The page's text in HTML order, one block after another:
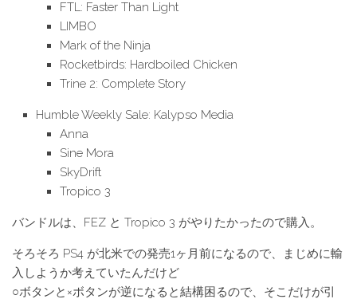
FTL: Faster Than Light
LIMBO
Mark of the Ninja
Rocketbirds: Hardboiled Chicken
Trine 2: Complete Story
Humble Weekly Sale: Kalypso Media
Anna
Sine Mora
SkyDrift
Tropico 3
バンドルは、FEZ と Tropico 3 がやりたかったので購入。
そろそろ PS4 が北米での発売1ヶ月前になるので、まじめに輸
入しようか考えていたんだけど
○ボタンと×ボタンが逆になると結構困るので、そこだけが引